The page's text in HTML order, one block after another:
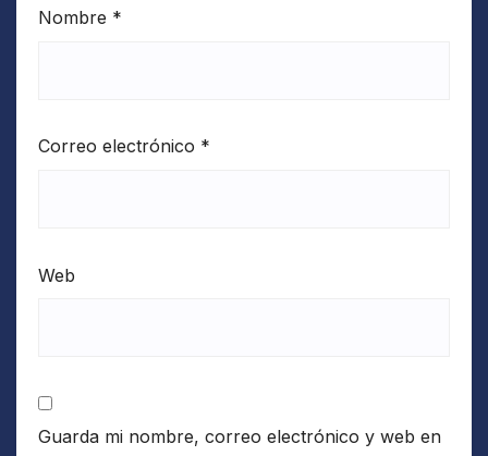
Nombre *
Correo electrónico *
Web
Guarda mi nombre, correo electrónico y web en